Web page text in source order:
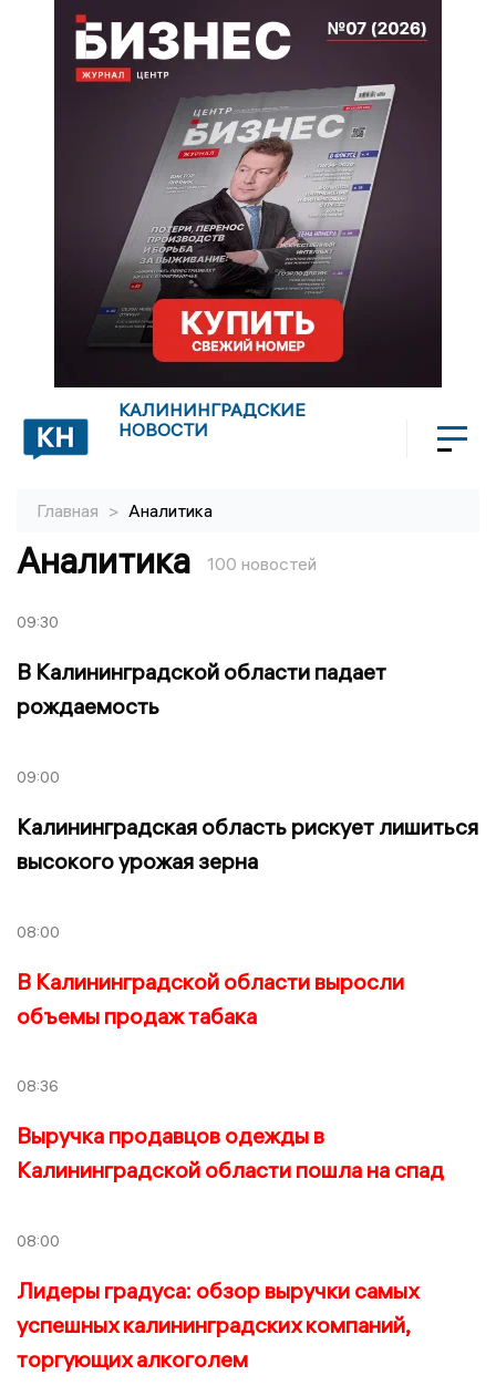
КАЛИНИНГРАДСКИЕ
НОВОСТИ
Главная > Аналитика
Аналитика 100 новостей
09:30
В Калининградской области падает
рождаемость
09:00
Калининградская область рискует лишиться
высокого урожая зерна
08:00
В Калининградской области выросли
объемы продаж табака
08:36
Выручка продавцов одежды в
Калининградской области пошла на спад
08:00
Лидеры градуса: обзор выручки самых
успешных калининградских компаний,
торгующих алкоголем